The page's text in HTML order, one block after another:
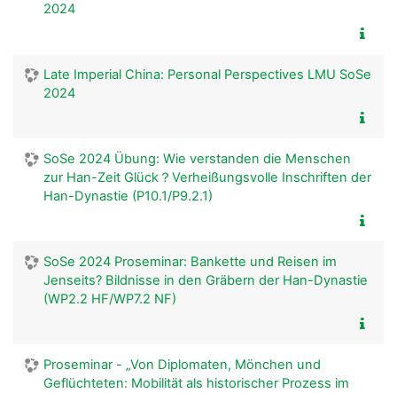
2024
Late Imperial China: Personal Perspectives LMU SoSe
2024
SoSe 2024 Übung: Wie verstanden die Menschen
zur Han-Zeit Glück？Verheißungsvolle Inschriften der
Han-Dynastie (P10.1/P9.2.1)
SoSe 2024 Proseminar: Bankette und Reisen im
Jenseits? Bildnisse in den Gräbern der Han-Dynastie
(WP2.2 HF/WP7.2 NF)
Proseminar - „Von Diplomaten, Mönchen und
Geflüchteten: Mobilität als historischer Prozess im